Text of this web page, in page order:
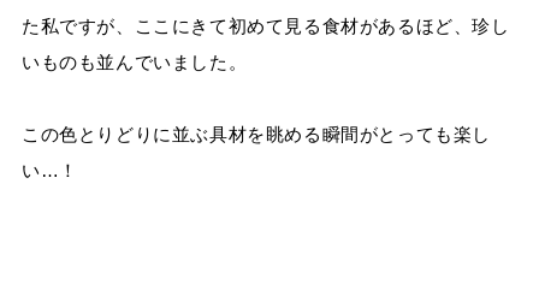
た私ですが、ここにきて初めて見る食材があるほど、珍し
いものも並んでいました。
この色とりどりに並ぶ具材を眺める瞬間がとっても楽し
い…！